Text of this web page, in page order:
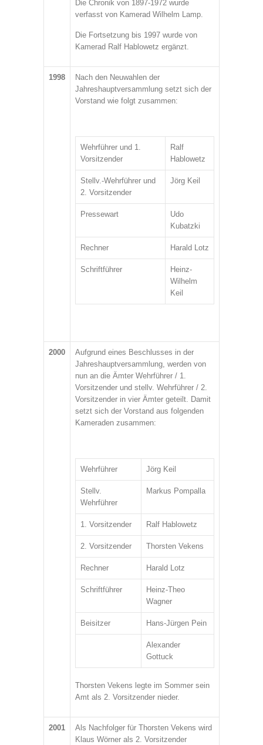
Die Chronik von 1897-1972 wurde
verfasst von Kamerad Wilhelm Lamp.
Die Fortsetzung bis 1997 wurde von
Kamerad Ralf Hablowetz ergänzt.
1998
Nach den Neuwahlen der
Jahreshauptversammlung setzt sich der
Vorstand wie folgt zusammen:
Wehrführer und 1.
Vorsitzender
Ralf
Hablowetz
Stellv.-Wehrführer und
2. Vorsitzender
Jörg Keil
Pressewart
Udo
Kubatzki
Rechner Harald Lotz
Schriftführer
Heinz-
Wilhelm
Keil
2000
Aufgrund eines Beschlusses in der
Jahreshauptversammlung, werden von
nun an die Ämter Wehrführer / 1.
Vorsitzender und stellv. Wehrführer / 2.
Vorsitzender in vier Ämter geteilt. Damit
setzt sich der Vorstand aus folgenden
Kameraden zusammen:
Wehrführer Jörg Keil
Stellv.
Wehrführer
Markus Pompalla
1. Vorsitzender Ralf Hablowetz
2. Vorsitzender Thorsten Vekens
Rechner Harald Lotz
Schriftführer
Heinz-Theo
Wagner
Beisitzer Hans-Jürgen Pein
Alexander
Gottuck
Thorsten Vekens legte im Sommer sein
Amt als 2. Vorsitzender nieder.
2001
Als Nachfolger für Thorsten Vekens wird
Klaus Wörner als 2. Vorsitzender